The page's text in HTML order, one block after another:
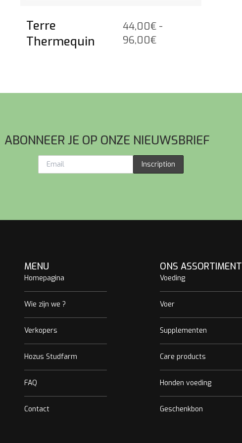
Terre
Thermequin
44,00€ -
96,00€Prijsklasse:
ABONNEER JE OP ONZE NIEUWSBRIEF
Inscription
MENU
Homepagina
Wie zijn we ?
Verkopers
Hozus Studfarm
FAQ
Contact
ONS ASSORTIMENT
Voeding
Voer
Supplementen
Care products
Honden voeding
Geschenkbon